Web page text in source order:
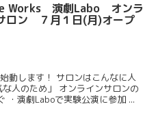
Works 演劇Labo オンラ
ロン ７月１日(月)オープ
します！ サロンはこんなに人
人のため」 オンラインサロンの
・演劇Laboで実験公演に参加 ...